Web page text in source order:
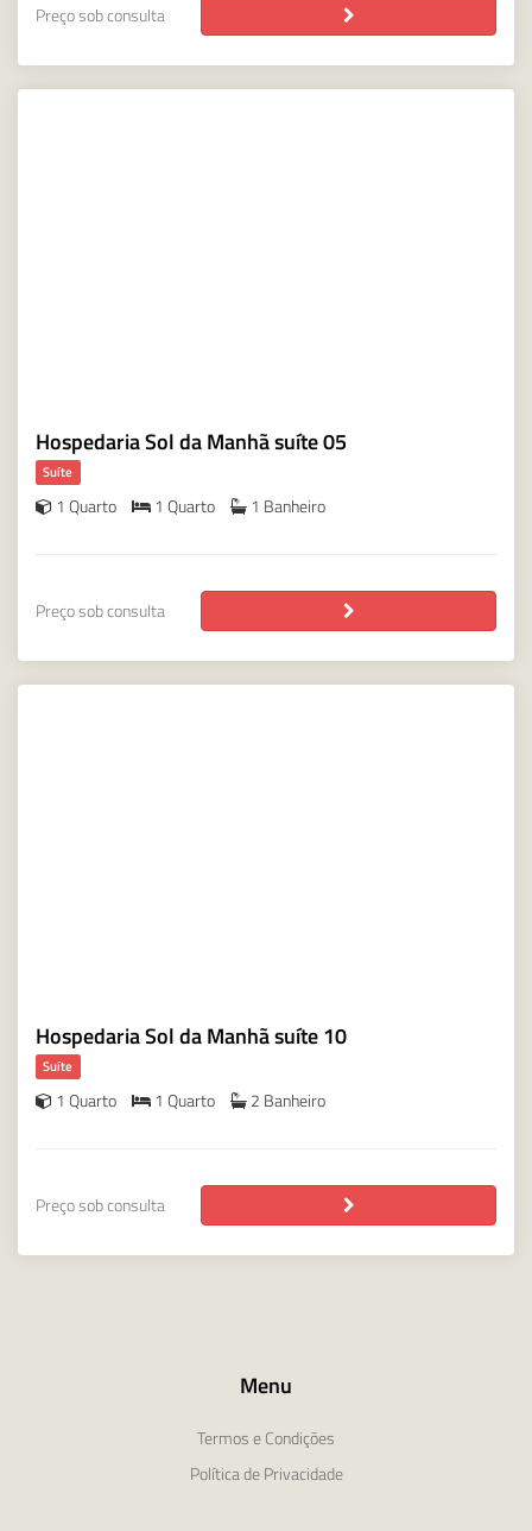
Preço sob consulta
Hospedaria Sol da Manhã suíte 05
Suíte
1 Quarto 1 Quarto 1 Banheiro
Preço sob consulta
Hospedaria Sol da Manhã suíte 10
Suíte
1 Quarto 1 Quarto 2 Banheiro
Preço sob consulta
Menu
Termos e Condições
Política de Privacidade